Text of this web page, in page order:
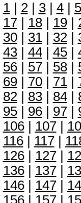
1| 2| 3| 4| 5
17| 18| 19|
30| 31| 32|
43| 44| 45|
56| 57| 58|
69| 70| 71|
82| 83| 84|
95| 96| 97|
106| 107|
116| 117|
126| 127|
136| 137|
146| 147|
156| 157|